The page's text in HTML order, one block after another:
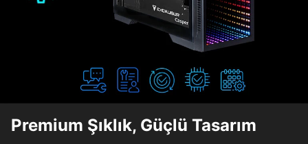
Premium Şıklık, Güçlü Tasarım